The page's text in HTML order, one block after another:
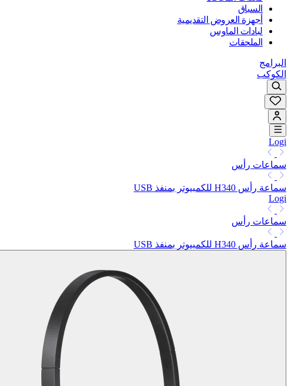
السباق
أجهزة العروض التقديمية
لبادات الماوس
الملحقات
البرامج
الكوكب
Logi
سماعات رأس
سماعة رأس H340 للكمبيوتر بمنفذ USB
Logi
سماعات رأس
سماعة رأس H340 للكمبيوتر بمنفذ USB